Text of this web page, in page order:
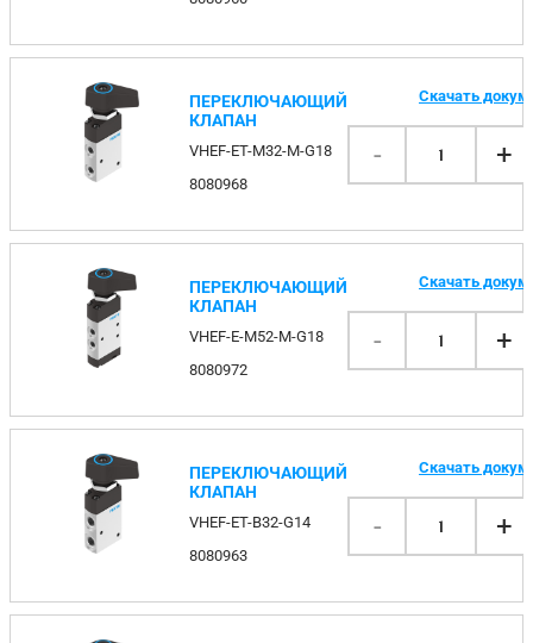
ПЕРЕКЛЮЧАЮЩИЙ
КЛАПАН
VHEF-ET-M32-M-G18
8080968
Скачать
- 1 +
ПЕРЕКЛЮЧАЮЩИЙ
КЛАПАН
VHEF-E-M52-M-G18
8080972
Скачать
- 1 +
ПЕРЕКЛЮЧАЮЩИЙ
КЛАПАН
VHEF-ET-B32-G14
8080963
Скачать
- 1 +